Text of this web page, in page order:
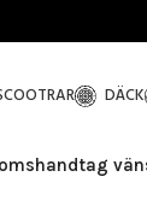
DÄCK